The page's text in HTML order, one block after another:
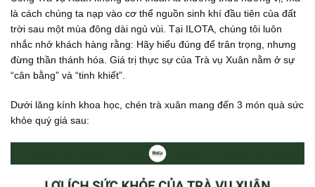
là cách chúng ta nạp vào cơ thể nguồn sinh khí đầu tiên của đất
trời sau một mùa đông dài ngủ vùi. Tại ILOTA, chúng tôi luôn
nhắc nhở khách hàng rằng: Hãy hiểu đúng để trân trọng, nhưng
đừng thần thánh hóa. Giá trị thực sự của Trà vụ Xuân nằm ở sự
“cân bằng” và “tinh khiết”.
Dưới lăng kính khoa học, chén trà xuân mang đến 3 món quà sức
khỏe quý giá sau: